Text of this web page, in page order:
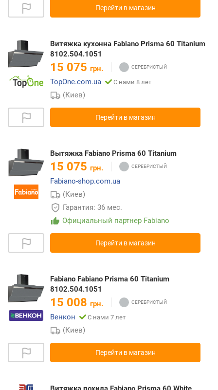
Перейти в магазин
Витяжка кухонна Fabiano Prisma 60 Titanium
8102.504.1051
15 075 грн.
TopOne.com.ua
С нами 8 лет
(Киев)
Перейти в магазин
Вытяжка Fabiano Prisma 60 Titanium
15 075 грн.
Fabiano-shop.com.ua
(Киев)
Гарантия: 36 мес.
Официальный партнер Fabiano
Перейти в магазин
Fabiano Fabiano Prisma 60 Titanium
8102.504.1051
15 008 грн.
Венкон
С нами 7 лет
(Киев)
Перейти в магазин